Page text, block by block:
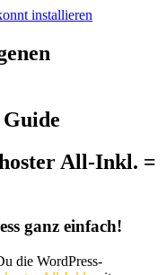
installieren
All-Inkl. =
ganz einfach!
die WordPress-